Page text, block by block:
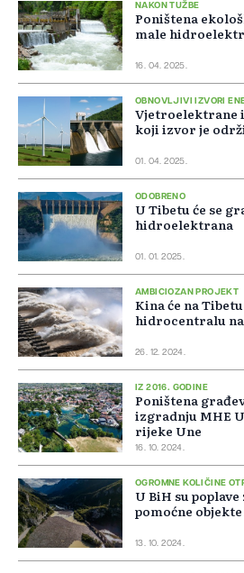
NAKON TUŽBE
Poništena
male
16. 04. 2025.
OBNOVLJIVI IZVORI
Vjetroelektrane
koji izvor je
01. 04. 2025.
ODOBRENO
U Tibetu će se
hidroelektrana
01. 01. 2025.
AMBICIOZAN PROJEKT
Kina će na
hidrocentralu
26. 12. 2024.
IZ 2016. GODINE
Poništena
izgradnju MHE
rijeke Une
16. 10. 2024.
OGROMNE KOLIČINE
U BiH su
pomoćne
13. 10. 2024.